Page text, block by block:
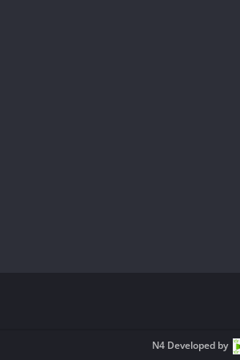
N4 Developed by